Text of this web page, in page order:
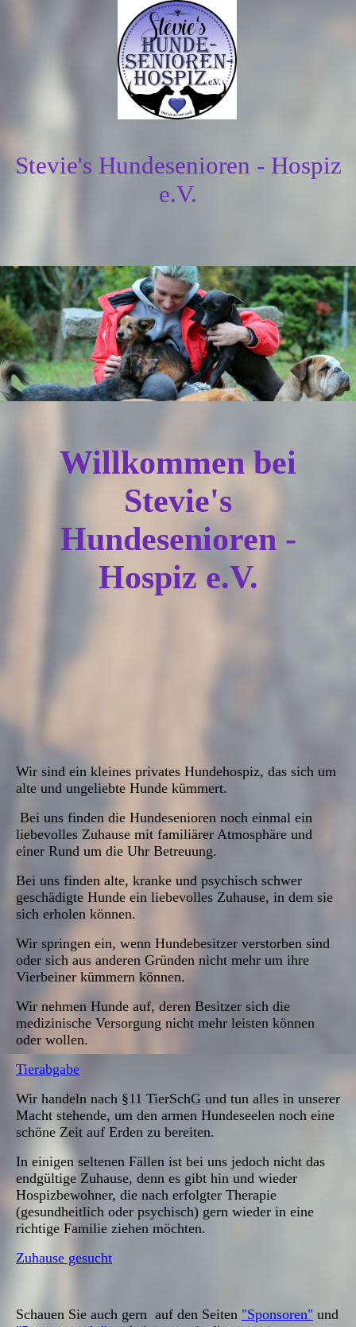
Stevie's Hundesenioren - Hospiz
e.V.
Willkommen bei
Stevie's
Hundesenioren -
Hospiz e.V.
Wir sind ein kleines privates Hundehospiz, das sich um
alte und ungeliebte Hunde kümmert.
Bei uns finden die Hundesenioren noch einmal ein
liebevolles Zuhause mit familiärer Atmosphäre und
einer Rund um die Uhr Betreuung.
Bei uns finden alte, kranke und psychisch schwer
geschädigte Hunde ein liebevolles Zuhause, in dem sie
sich erholen können.
Wir springen ein, wenn Hundebesitzer verstorben sind
oder sich aus anderen Gründen nicht mehr um ihre
Vierbeiner kümmern können.
Wir nehmen Hunde auf, deren Besitzer sich die
medizinische Versorgung nicht mehr leisten können
oder wollen.
Tierabgabe
Wir handeln nach §11 TierSchG und tun alles in unserer
Macht stehende, um den armen Hundeseelen noch eine
schöne Zeit auf Erden zu bereiten.
In einigen seltenen Fällen ist bei uns jedoch nicht das
endgültige Zuhause, denn es gibt hin und wieder
Hospizbewohner, die nach erfolgter Therapie
(gesundheitlich oder psychisch) gern wieder in eine
richtige Familie ziehen möchten.
Zuhause gesucht
Schauen Sie auch gern auf den Seiten "Sponsoren" und